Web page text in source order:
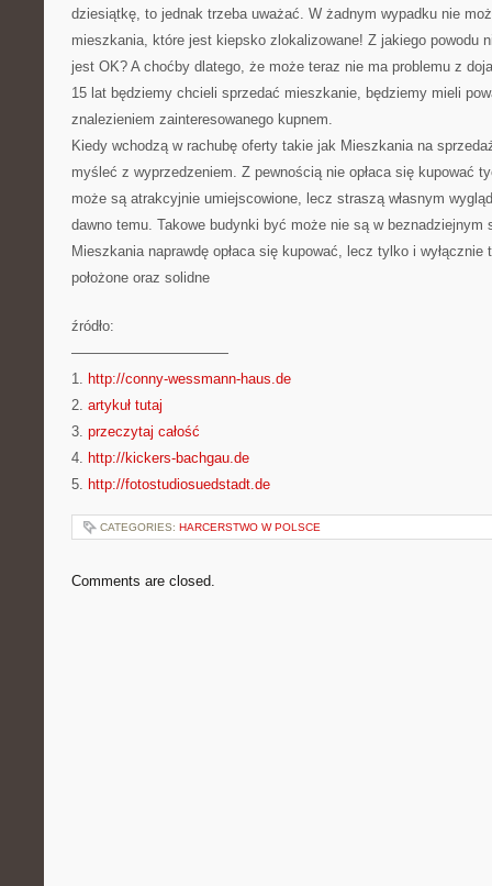
dziesiątkę, to jednak trzeba uważać. W żadnym wypadku nie
mieszkania, które jest kiepsko zlokalizowane! Z jakiego powodu
jest OK? A choćby dlatego, że może teraz nie ma problemu z
15 lat będziemy chcieli sprzedać mieszkanie, będziemy mieli
znalezieniem zainteresowanego kupnem.
Kiedy wchodzą w rachubę oferty takie jak Mieszkania na
myśleć z wyprzedzeniem. Z pewnością nie opłaca się kupować
może są atrakcyjnie umiejscowione, lecz straszą własnym
dawno temu. Takowe budynki być może nie są w beznadziejnym
Mieszkania naprawdę opłaca się kupować, lecz tylko i
położone oraz solidne
źródło:
———————————
1. http://conny-wessmann-haus.de
2. artykuł tutaj
3. przeczytaj całość
4. http://kickers-bachgau.de
5. http://fotostudiosuedstadt.de
CATEGORIES: HARCERSTWO W POLSCE
Comments are closed.